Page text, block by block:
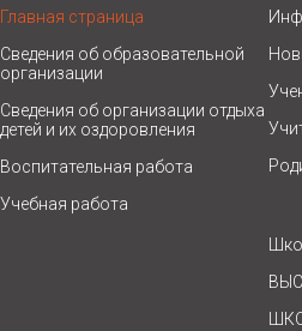
Главная страница
Сведения об образовательной
организации
Сведения об организации отдыха
детей и их оздоровления
Воспитательная работа
Учебная работа